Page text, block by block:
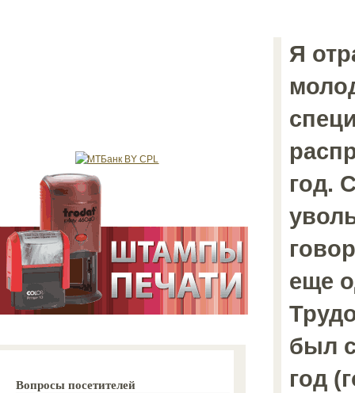
Вопросы посетителей
Я
год.
еще
был
год